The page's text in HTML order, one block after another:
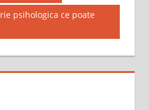
psihologica ce poate